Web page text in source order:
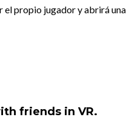
el propio jugador y abrirá una
friends in VR.